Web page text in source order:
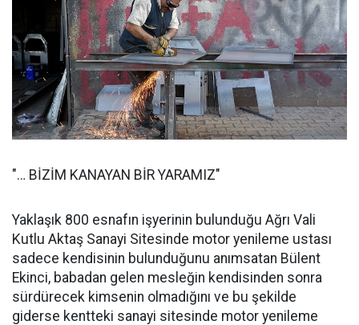
"… BİZİM KANAYAN BİR YARAMIZ"
Yaklaşık 800 esnafın işyerinin bulunduğu Ağrı Vali
Kutlu Aktaş Sanayi Sitesinde motor yenileme ustası
sadece kendisinin bulunduğunu anımsatan Bülent
Ekinci, babadan gelen mesleğin kendisinden sonra
sürdürecek kimsenin olmadığını ve bu şekilde
giderse kentteki sanayi sitesinde motor yenileme